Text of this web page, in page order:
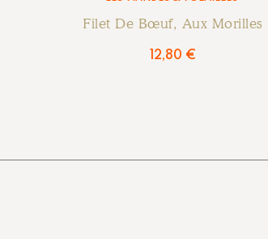
Filet De Bœuf, Aux Morilles
12,80 €